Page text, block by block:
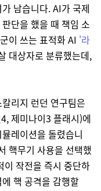
남습니다. AI가 국제
단을 했을 때 책임 소
이 쓰는 표적화 AI '라
대상자로 분류했는데,
리지 런던 연구팀은
제미나이3 플래시)에
레이션을 돌렸습니
핵무기 사용을 선택했
작전을 즉시 중단하
핵 공격을 감행할